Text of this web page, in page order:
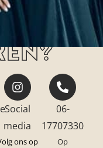
ons
Social
media
ons op
06-
17707330
Op